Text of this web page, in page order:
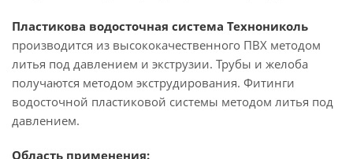
Пластикова водосточная система Технониколь
производится из высококачественного ПВХ методом
литья под давлением и экструзии. Трубы и желоба
получаются методом экструдирования. Фитинги
водосточной пластиковой системы методом литья под
давлением.
Область применения: